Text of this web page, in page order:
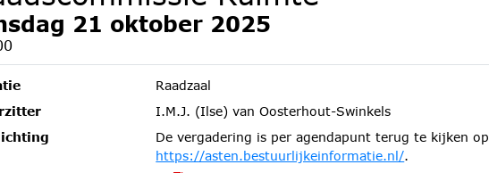
21 oktober 2025
Raadzaal
I.M.J. (Ilse) van Oosterhout-Swinkels
De vergadering is per agendapunt terug te kijken op
https://asten.bestuurlijkeinformatie.nl/.